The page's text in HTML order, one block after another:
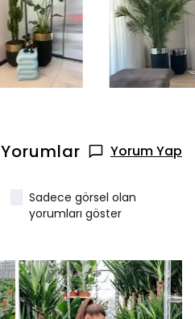
Yorumlar Yorum Yap
Sadece görsel olan
yorumları göster